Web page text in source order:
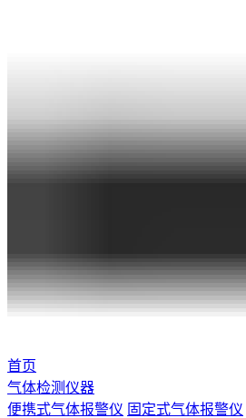
首页
气体检测仪器
便携式气体报警仪 固定式气体报警仪